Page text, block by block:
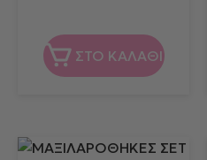
ΣΤΟ ΚΑΛΑΘΙ